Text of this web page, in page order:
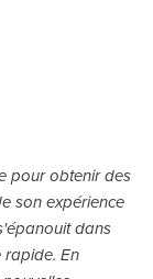
pour obtenir des
son expérience
dans
rapide. En